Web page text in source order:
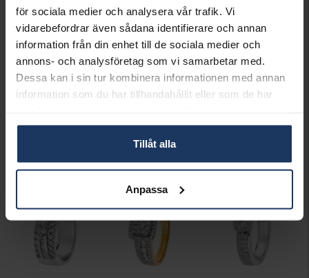
för sociala medier och analysera vår trafik. Vi
vidarebefordrar även sådana identifierare och annan
information från din enhet till de sociala medier och
annons- och analysföretag som vi samarbetar med.
Dessa kan i sin tur kombinera informationen med annan
information som du har tillhandahållit eller som de har
Tillåt alla
Anpassa
MODELL
Helsinki
MATERIAL
Vitt guld
ÄDELMETALL
18K Gold
STEN/PÄRLA
Diamant
ANTAL DIAMANTER
85
DIAMANTSLIPNING
Briljant
DIAMANTFÄRG
Wesselton (H)
VIKT CA (GRAM)
4,74
0,70